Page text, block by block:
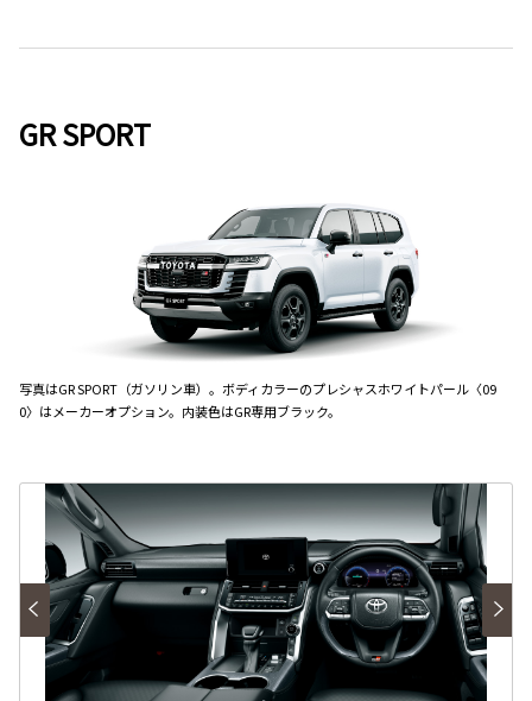
GR SPORT
写真はGR SPORT（ガソリン車）。ボディカラーのプレシャスホワイトパール〈09
0〉はメーカーオプション。内装色はGR専用ブラック。